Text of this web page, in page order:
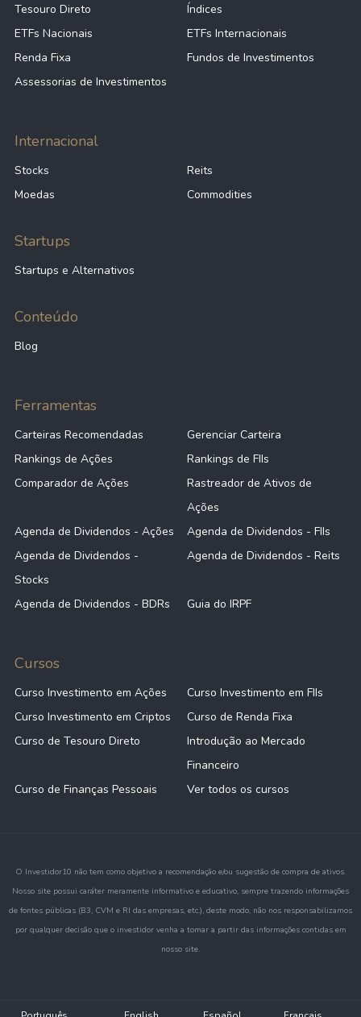
Tesouro Direto
Índices
ETFs Nacionais
ETFs Internacionais
Renda Fixa
Fundos de Investimentos
Assessorias de Investimentos
Internacional
Stocks
Reits
Moedas
Commodities
Startups
Startups e Alternativos
Conteúdo
Blog
Ferramentas
Carteiras Recomendadas
Gerenciar Carteira
Rankings de Ações
Rankings de FIIs
Comparador de Ações
Rastreador de Ativos de
Ações
Agenda de Dividendos - Ações
Agenda de Dividendos - FIIs
Agenda de Dividendos -
Stocks
Agenda de Dividendos - Reits
Agenda de Dividendos - BDRs Guia do IRPF
Cursos
Curso Investimento em Ações
Curso Investimento em FIIs
Curso Investimento em Criptos
Curso de Renda Fixa
Curso de Tesouro Direto
Introdução ao Mercado
Financeiro
Curso de Finanças Pessoais
Ver todos os cursos
O Investidor10 não tem como objetivo a recomendação e/ou sugestão de compra de ativos.
Nosso site possui caráter meramente informativo e educativo, sempre trazendo informações
de fontes públicas (B3, CVM e RI das empresas, etc.), deste modo, não nos responsabilizamos
por qualquer decisão que o investidor venha a tomar a partir das informações contidas em
nosso site.